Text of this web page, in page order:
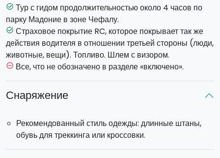
вас будут сопровождать 2 гида, держащие связь между
собой по рации, они будут открывать и закрывать
колонну.
Отправление в 14.00 из Чефалу. Мы отправимся на
квадроцикле по асфальтированной дороге до храма
горы, наслаждаясь потрясающим парком Мадоние с его
лесами и дикими животными. Вторая остановка в
парка Мадоние, знаменитом своим средневековым
замком и оживленными улочками. Как только мы
достигнем главной площади, нас ждет дегустация
task_alt Тур с гидом продолжительностью около 4 часов по
парку Мадоние в зоне Чефалу.
task_alt Страховое покрытие RC, которое покрывает так же
действия водителя в отношении третьей стороны (люди,
животные, вещи). Топливо. Шлем с визором.
remove_circle_outline Все, что не обозначено в разделе «включено».
Снаряжение
Рекомендованный стиль одежды: длинные штаны,
обувь для треккинга или кроссовки.